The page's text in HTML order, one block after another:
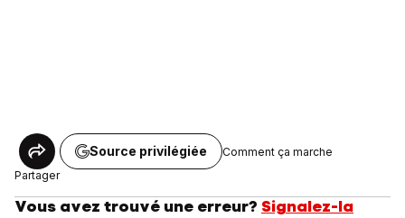
Partager
Source privilégiée Comment ça marche
Vous avez trouvé une erreur? Signalez-la